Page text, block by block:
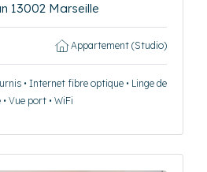
13002 Marseille
Appartement (Studio)
• Internet fibre optique • Linge de
Vue port • WiFi